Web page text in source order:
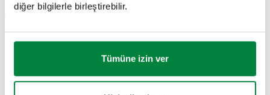
diğer bilgilerle birleştirebilir.
Tümüne izin ver
G 1/2" (ISO 228-1) D